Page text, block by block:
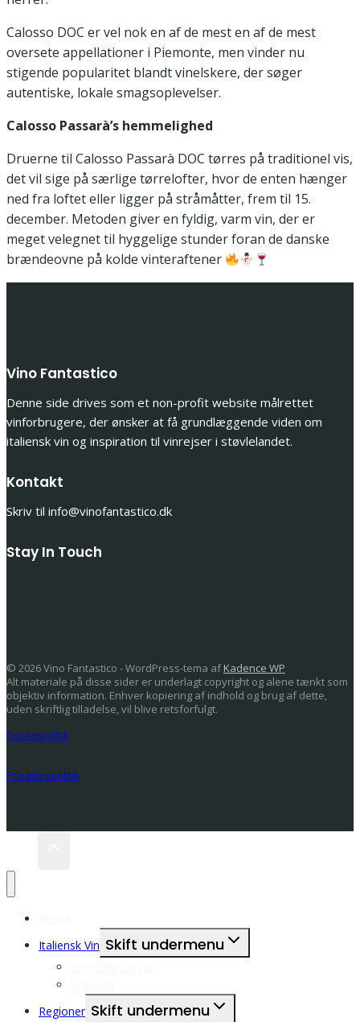
Calosso DOC er vel nok en af de mest en af de mest
oversete appellationer i Piemonte, men vinder nu
stigende popularitet blandt vinelskere, der søger
autentiske, lokale smagsoplevelser.
Calosso Passarà’s hemmelighed
Druerne til Calosso Passarà DOC tørres på traditionel vis,
det vil sige på særlige tørrelofter, hvor de enten hænger
ned fra loftet eller ligger på stråmåtter, frem til 15.
december. Metoden giver en fyldig, varm vin, der er
meget velegnet til hyggelige stunder foran de danske
brændeovne på kolde vinteraftener
Vino Fantastico
Denne side drives som et non-profit website målrettet
vinforbrugere, der ønsker at få grundlæggende viden om
italiensk vin og inspiration til vinrejser i støvlelandet.
Kontakt
Skriv til info@vinofantastico.dk
Stay In Touch
© 2026 Vino Fantastico - WordPress-tema afKadence WP
Alt materiale på disse sider er underlagt copyright og alene tænkt som
objektiv information. Enhver kopiering af indhold og brug af dette,
uden skriftlig tilladelse, vil blive retsforfulgt.
Cookiepolitik
Privatlivspolitik
Italiensk Vin Skift undermenu
Regioner Skift undermenu